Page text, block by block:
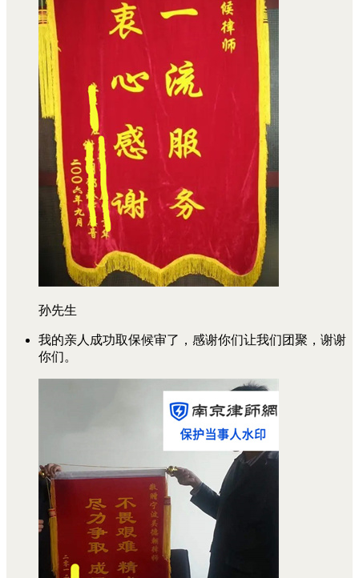
孙先生
我的亲人成功取保候审了，感谢你们让我们团聚，谢谢
你们。